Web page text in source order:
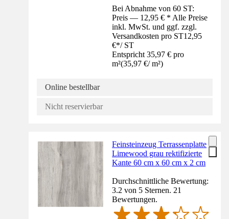
Bei Abnahme von 60 ST:
Preis — 12,95 € * Alle Preise
inkl. MwSt. und ggf. zzgl.
Versandkosten pro ST12,95
€*/ ST
Entspricht 35,97 € pro
m²(35,97 €/ m²)
Online bestellbar
Nicht reservierbar
Feinsteinzeug Terrassenplatte
Limewood grau rektifizierte
Kante 60 cm x 60 cm x 2 cm
Durchschnittliche Bewertung:
3.2 von 5 Sternen. 21
Bewertungen.